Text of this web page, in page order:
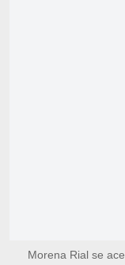
Morena Rial se